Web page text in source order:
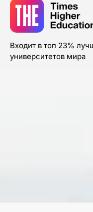
Входит в топ 23%
университетов мира